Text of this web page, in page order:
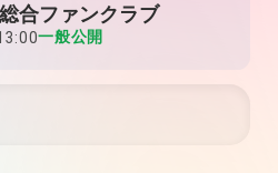
合ファンクラブ
一般公開